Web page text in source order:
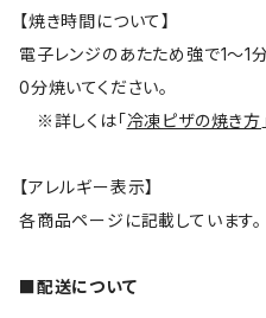
【焼き時間について】
電子レンジのあたため強で1～1
0分焼いてください。
※詳しくは「 冷凍ピザの焼き方
【アレルギー表示】
各商品ページに記載しています。
■配送について